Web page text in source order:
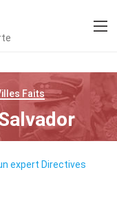
Faits
expert Directives